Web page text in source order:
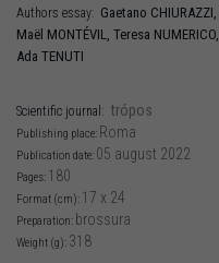
Authors essay: Gaetano CHIURAZZI,
Maël MONTÉVIL, Teresa NUMERICO,
Ada TENUTI
Scientific journal: trópos
Publishing place: Roma
Publication date: 05 august 2022
Pages: 180
Format (cm): 17 x 24
Preparation: brossura
Weight (g): 318